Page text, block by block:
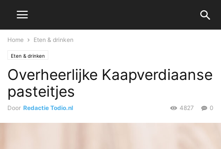
Home Eten & drinken
Eten & drinken
Overheerlijke Kaapverdiaanse
pasteitjes
Door Redactie Todio.nl 0
4827